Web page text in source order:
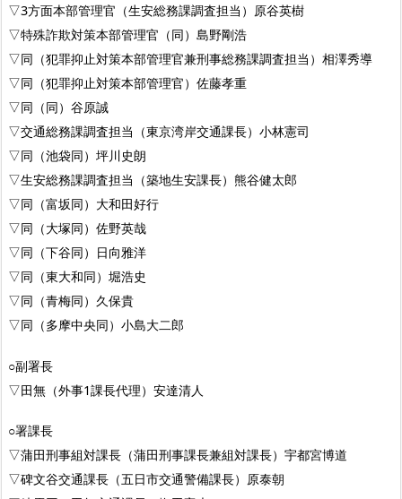
▽3方面本部管理官（生安総務課調査担当）原谷英樹
▽特殊詐欺対策本部管理官（同）島野剛浩
▽同（犯罪抑止対策本部管理官兼刑事総務課調査担当）相澤秀導
▽同（犯罪抑止対策本部管理官）佐藤孝重
▽同（同）谷原誠
▽交通総務課調査担当（東京湾岸交通課長）小林憲司
▽同（池袋同）坪川史朗
▽生安総務課調査担当（築地生安課長）熊谷健太郎
▽同（富坂同）大和田好行
▽同（大塚同）佐野英哉
▽同（下谷同）日向雅洋
▽同（東大和同）堀浩史
▽同（青梅同）久保貴
▽同（多摩中央同）小島大二郎
○副署長
▽田無（外事1課長代理）安達清人
○署課長
▽蒲田刑事組対課長（蒲田刑事課長兼組対課長）宇都宮博道
▽碑文谷交通課長（五日市交通警備課長）原泰朝